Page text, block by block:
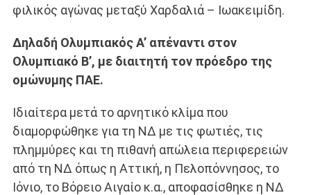
φιλικός αγώνας μεταξύ Χαρδαλιά – Ιωακειμίδη.
Δηλαδή Ολυμπιακός Α’ απέναντι στον
Ολυμπιακό Β’, με διαιτητή τον πρόεδρο της
ομώνυμης ΠΑΕ.
Ιδιαίτερα μετά το αρνητικό κλίμα που
διαμορφώθηκε για τη ΝΔ με τις φωτιές, τις
πλημμύρες και τη πιθανή απώλεια περιφερειών
από τη ΝΔ όπως η Αττική, η Πελοπόννησος, το
Ιόνιο, το Βόρειο Αιγαίο κ.α., αποφασίσθηκε η ΝΔ